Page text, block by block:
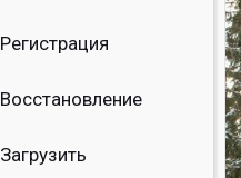
Регистрация
Восстановление
Загрузить